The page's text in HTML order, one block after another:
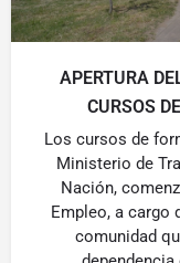
APERTURA
CURSOS
Los cursos de
Ministerio de
Nación,
Empleo, a cargo
comunidad